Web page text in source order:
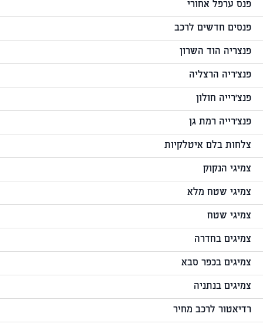
פנס ערפל אחורי
פנסים חדשים לרכב
פנצריה הוד השרון
פנצ'ריה הרצליה
פנצ'רייה חולון
פנצ'רייה רמת גן
צלחות בלם איטלקיות
צמיגי הנקוק
צמיגי שטח מלא
צמיגי שטח
צמיגים בחדרה
צמיגים בכפר סבא
צמיגים בנתניה
רדיאטור לרכב מחיר